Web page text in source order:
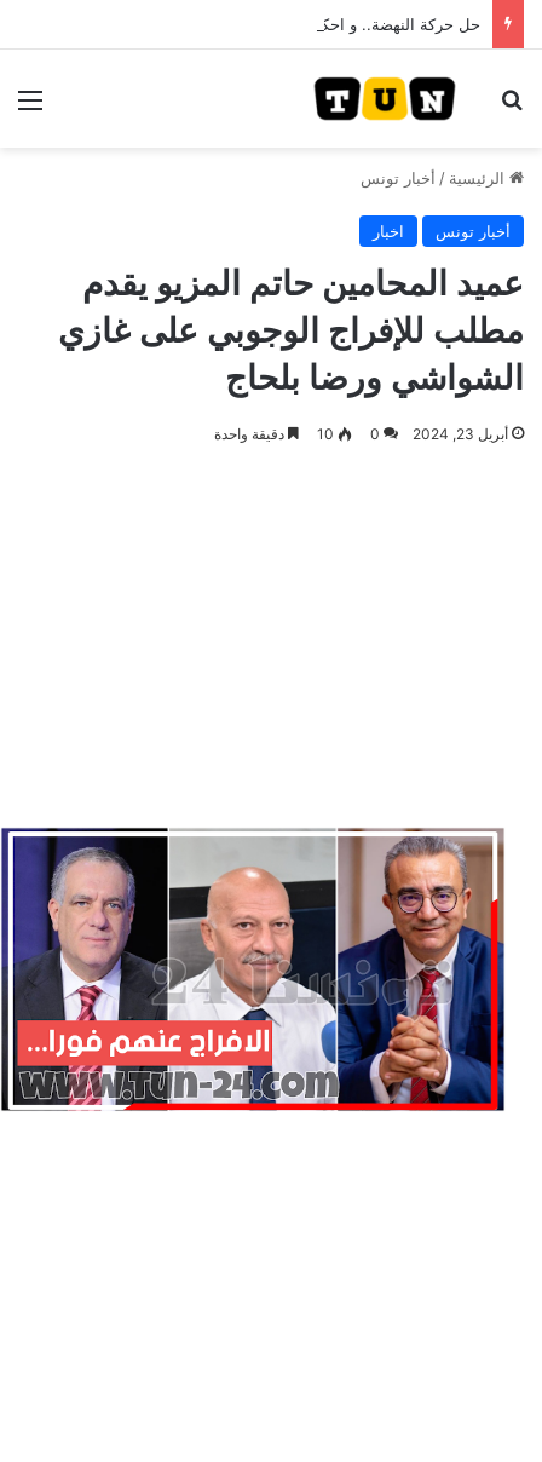
بحث عن
الرئيسية / أخبار تونس
أخبار تونس اخبار
عميد المحامين حاتم المزيو يقدم
مطلب للإفراج الوجوبي على غازي
الشواشي ورضا بلحاج
أبريل 23, 2024 0
10 دقيقة واحدة